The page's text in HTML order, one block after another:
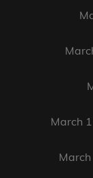
March